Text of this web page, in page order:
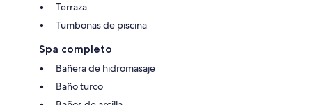
Terraza
Tumbonas de piscina
Spa completo
Bañera de hidromasaje
Baño turco